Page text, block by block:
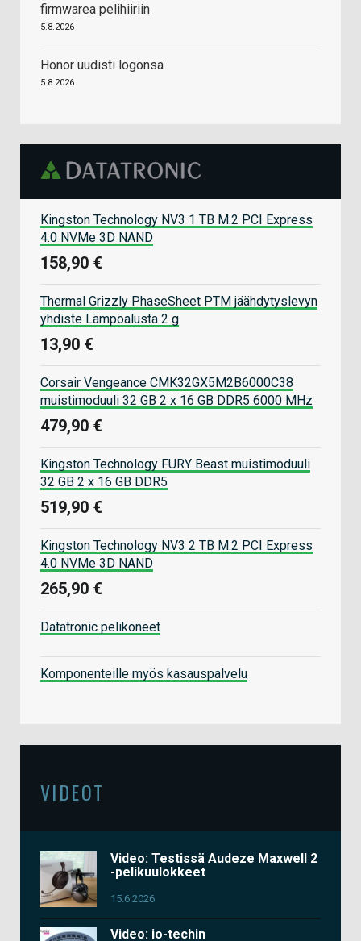
firmwarea pelihiiriin
5.8.2026
Honor uudisti logonsa
5.8.2026
Kingston Technology NV3 1 TB M.2 PCI Express
4.0 NVMe 3D NAND
158,90 €
Thermal Grizzly PhaseSheet PTM jäähdytyslevyn
yhdiste Lämpöalusta 2 g
13,90 €
Corsair Vengeance CMK32GX5M2B6000C38
muistimoduuli 32 GB 2 x 16 GB DDR5 6000 MHz
479,90 €
Kingston Technology FURY Beast muistimoduuli
32 GB 2 x 16 GB DDR5
519,90 €
Kingston Technology NV3 2 TB M.2 PCI Express
4.0 NVMe 3D NAND
265,90 €
Datatronic pelikoneet
Komponenteille myös kasauspalvelu
VIDEOT
Video: Testissä Audeze Maxwell 2
-pelikuulokkeet
15.6.2026
Video: io-techin